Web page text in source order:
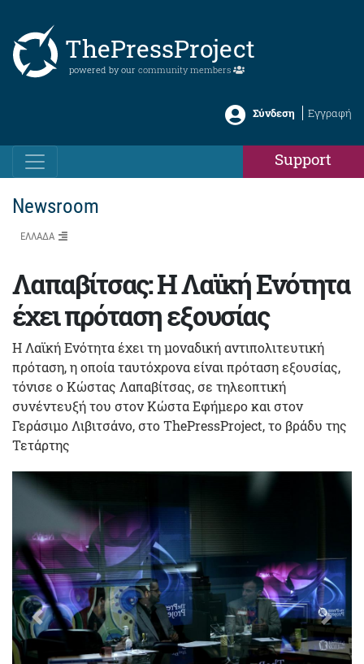
ThePressProject
powered by our community members
Σύνδεση Εγγραφή
Support
Newsroom
ΕΛΛΑΔΑ
Λαπαβίτσας: Η Λαϊκή Ενότητα
έχει πρόταση εξουσίας
Η Λαϊκή Ενότητα έχει τη μοναδική αντιπολιτευτική
πρόταση, η οποία ταυτόχρονα είναι πρόταση εξουσίας,
τόνισε ο Κώστας Λαπαβίτσας, σε τηλεοπτική
συνέντευξή του στον Κώστα Εφήμερο και στον
Γεράσιμο Λιβιτσάνο, στο ThePressProject, το βράδυ της
Τετάρτης